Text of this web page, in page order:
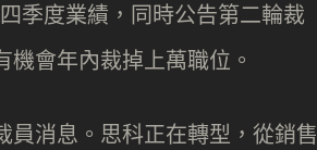
季度業績，同時公告第二輪裁
會年內裁掉上萬職位。
消息。思科正在轉型，從銷售